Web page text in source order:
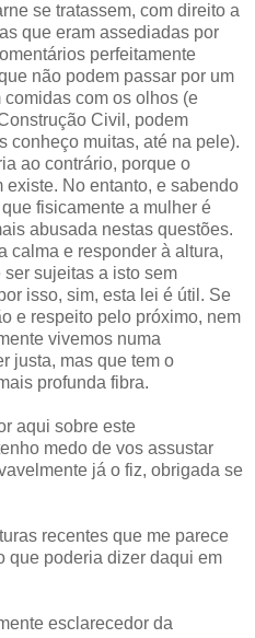
se tratassem, com direito a
que eram assediadas por
perfeitamente
não podem passar por um
com os olhos (e
Civil, podem
conheço muitas, até na pele).
ao contrário, porque o
No entanto, e sabendo
fisicamente a mulher é
abusada nestas questões.
calma e responder à altura,
sujeitas a isto sem
isso, sim, esta lei é útil. Se
e respeito pelo próximo, nem
vivemos numa
justa, mas que tem o
profunda fibra.
aqui sobre este
medo de vos assustar
já o fiz, obrigada se
recentes que me parece
que poderia dizer daqui em
esclarecedor da